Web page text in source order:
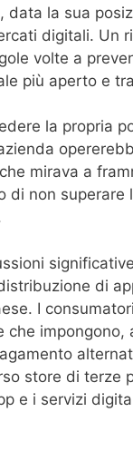
data la sua
digitali. Un
volte a
più aperto e
la propria
mirava a
di non superare
di
I
impongono,
store di terze
e i servizi